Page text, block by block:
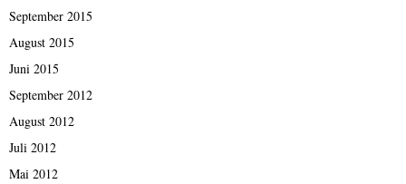
September 2015
August 2015
Juni 2015
September 2012
August 2012
Juli 2012
Mai 2012